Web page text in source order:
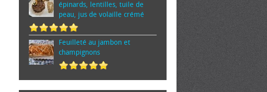
épinards, lentilles, tuile de
peau, jus de volaille crémé
Feuilleté au jambon et
champignons